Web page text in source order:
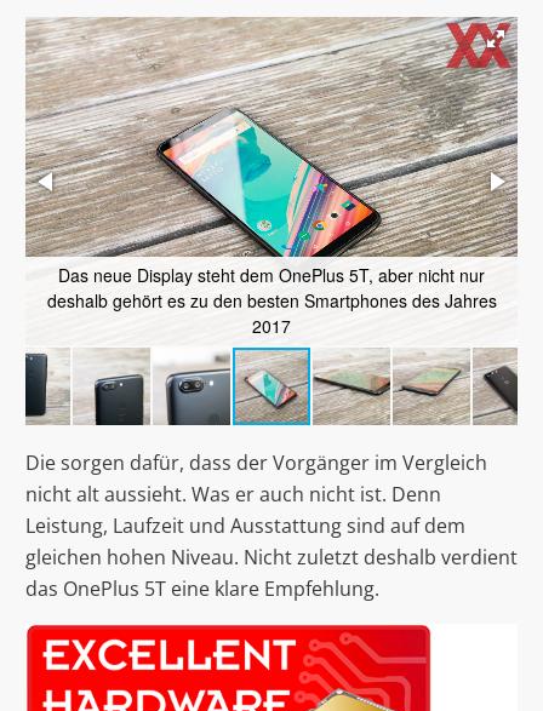
Das neue Display steht dem OnePlus 5T, aber nicht nur
deshalb gehört es zu den besten Smartphones des Jahres
2017
Die sorgen dafür, dass der Vorgänger im Vergleich
nicht alt aussieht. Was er auch nicht ist. Denn
Leistung, Laufzeit und Ausstattung sind auf dem
gleichen hohen Niveau. Nicht zuletzt deshalb verdient
das OnePlus 5T eine klare Empfehlung.